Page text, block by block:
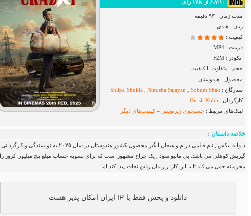
مدت زمان : ۹۳ دقیقه
زبان : هندی
کیفیت :
فرمت : MP4
انکودر : F2M
حجم : متفاوت با کیفیت
محصول : هندوستان
ستارگان : Shilpa Shukla , Nimisha Sajayan , Sohum Shah
کارگردان : Girish Kohli
لینک‌های مرتبط : جستجوی زیرنویس –کیفیت‌های دیگر
خلاصه داستان :
دیوانه ایکس , نام فیلمی درام و هیجان انگیز محصول کشور هندوستان در سال ۲۰۲۵ به نویسندگی و کارگردانی
گیریش کوهلی می باشد.ابی مانیو سود , یک جراح مشهور است که برای تسویه حساب مبلغ پنج میلیون کرور را
محرمانه حمل می کند تا با این کار از زندان رفتن نجات پیدا کند.اما…
دانلود و پخش فقط با IP ایران امکان پذیر هست